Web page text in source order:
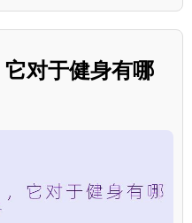
对于健身有哪